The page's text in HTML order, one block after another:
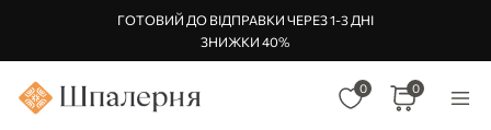
ГОТОВИЙ ДО ВІДПРАВКИ ЧЕРЕЗ 1-3 ДНІ
ЗНИЖКИ 40%
0 0